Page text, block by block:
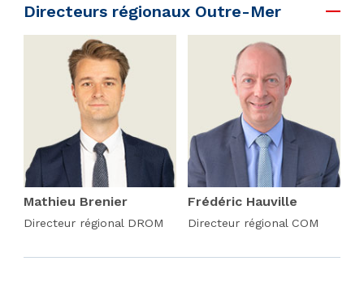
Directeurs régionaux Outre-Mer
Mathieu Brenier
Directeur régional DROM
Frédéric Hauville
Directeur régional COM